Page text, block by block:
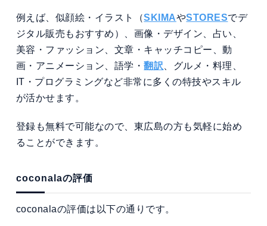
例えば、似顔絵・イラスト（SKIMAやSTORESでデ
ジタル販売もおすすめ）、画像・デザイン、占い、
美容・ファッション、文章・キャッチコピー、動
画・アニメーション、語学・翻訳 、グルメ・料理、
IT・プログラミングなど非常に多くの特技やスキル
が活かせます。
登録も無料で可能なので、東広島の方も気軽に始め
ることができます。
coconalaの評価
coconalaの評価は以下の通りです。